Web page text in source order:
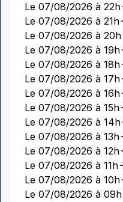
Le 07/08/2026 à 22h
Le 07/08/2026 à 21h
Le 07/08/2026 à 20h
Le 07/08/2026 à 19h
Le 07/08/2026 à 18h
Le 07/08/2026 à 17h
Le 07/08/2026 à 16h
Le 07/08/2026 à 15h
Le 07/08/2026 à 14h
Le 07/08/2026 à 13h
Le 07/08/2026 à 12h
Le 07/08/2026 à 11h
Le 07/08/2026 à 10h
Le 07/08/2026 à 09h